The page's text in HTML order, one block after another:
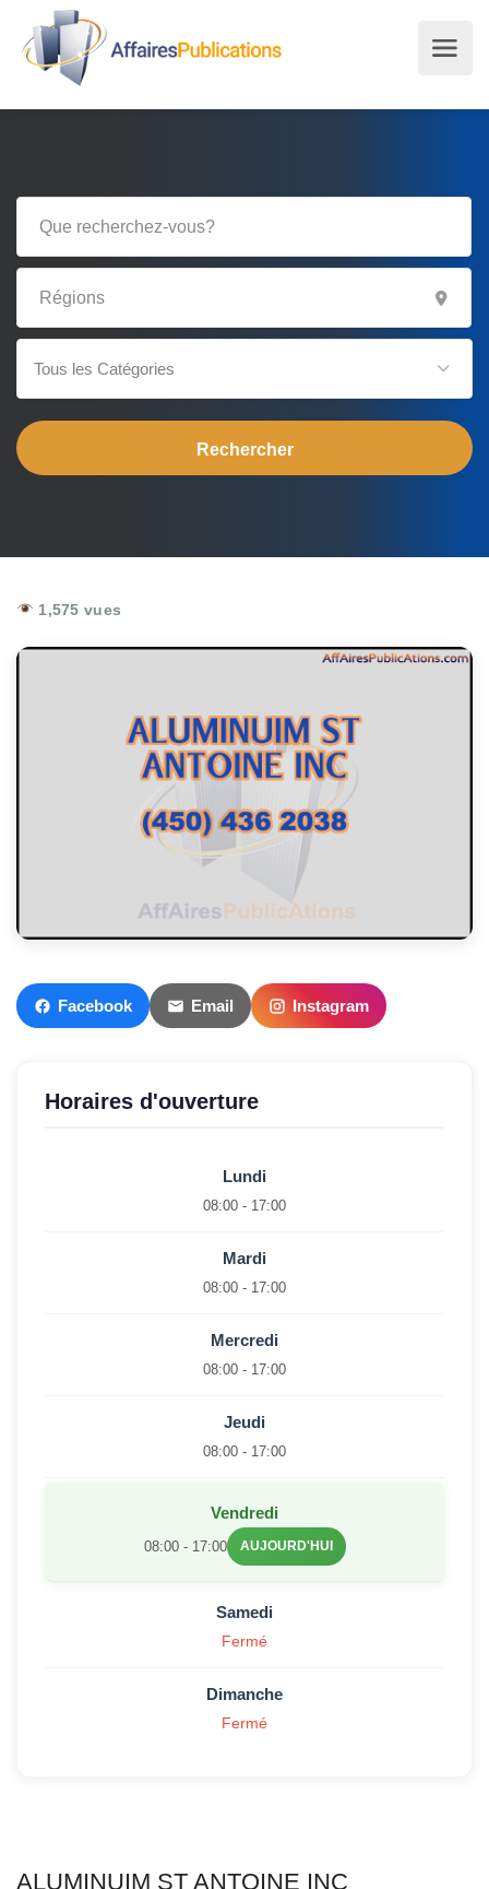
Tous les Catégories
1,575 vues
Facebook Email Instagram
Horaires d'ouverture
Lundi
08:00 - 17:00
Mardi
08:00 - 17:00
Mercredi
08:00 - 17:00
Jeudi
08:00 - 17:00
Vendredi
08:00 - 17:00 AUJOURD'HUI
Samedi
Fermé
Dimanche
Fermé